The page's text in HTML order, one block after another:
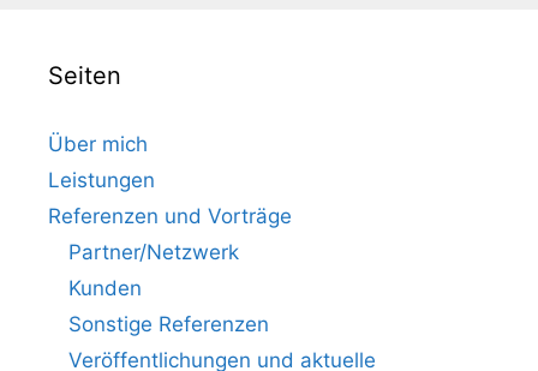
Seiten
Über mich
Leistungen
Referenzen und Vorträge
Partner/Netzwerk
Kunden
Sonstige Referenzen
Veröffentlichungen und aktuelle